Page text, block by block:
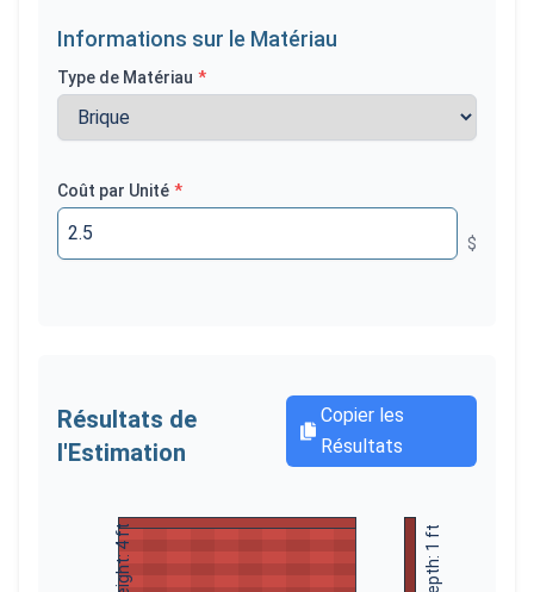
Informations sur le Matériau
Type de Matériau *
Coût par Unité *
$
Résultats de
l'Estimation
Copier les
Résultats
Height:
4
ft
Depth:
1
ft